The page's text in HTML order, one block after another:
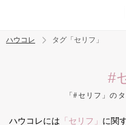
ハウコレ タグ「セリフ」
#
「#セリフ」の
ハウコレには 「セリフ」 に関